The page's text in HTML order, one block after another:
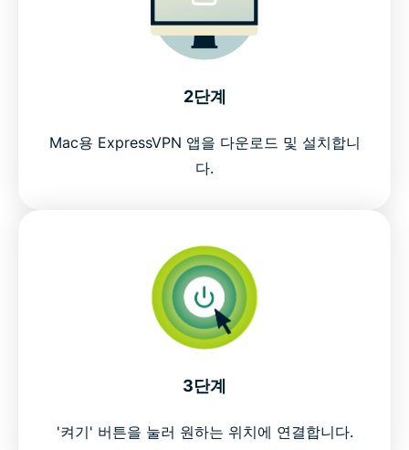
2단계
Mac용 ExpressVPN 앱을 다운로드 및 설치합니
다.
3단계
'켜기' 버튼을 눌러 원하는 위치에 연결합니다.